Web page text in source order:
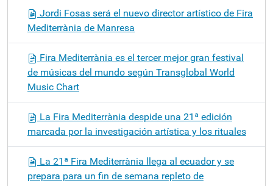
Jordi Fosas será el nuevo director artístico de Fira
Mediterrània de Manresa
Fira Mediterrània es el tercer mejor gran festival
de músicas del mundo según Transglobal World
Music Chart
La Fira Mediterrània despide una 21ª edición
marcada por la investigación artística y los rituales
La 21ª Fira Mediterrània llega al ecuador y se
prepara para un fin de semana repleto de